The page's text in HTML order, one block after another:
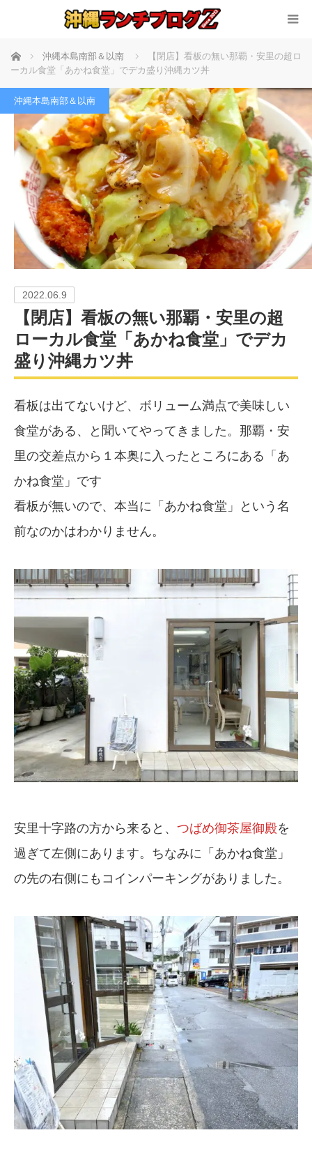
ホーム 沖縄本島南部＆以南
【閉店】看板の無い那覇・安里の超ロ
ーカル食堂「あかね食堂」でデカ盛り沖縄カツ丼
沖縄本島南部＆以南
2022.06.9
【閉店】看板の無い那覇・安里の超
ローカル食堂「あかね食堂」でデカ
盛り沖縄カツ丼
看板は出てないけど、ボリューム満点で美味しい
食堂がある、と聞いてやってきました。那覇・安
里の交差点から１本奥に入ったところにある「あ
かね食堂」です
看板が無いので、本当に「あかね食堂」という名
前なのかはわかりません。
安里十字路の方から来ると、 つばめ御茶屋御殿を
過ぎて左側にあります。ちなみに「あかね食堂」
の先の右側にもコインパーキングがありました。